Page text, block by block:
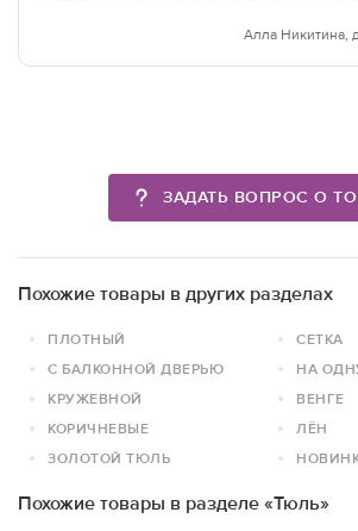
Алла Никитина,
ЗАДАТЬ ВОПРОС О
Похожие товары в других разделах
ПЛОТНЫЙ
СЕТКА
С БАЛКОННОЙ ДВЕРЬЮ
НА
КРУЖЕВНОЙ
ВЕНГЕ
КОРИЧНЕВЫЕ
ЛЁН
ЗОЛОТОЙ ТЮЛЬ
Похожие товары в разделе «Тюль»